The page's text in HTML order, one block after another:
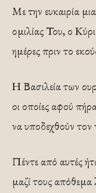
Με την ευκαιρία
ομιλίας Του, ο
ημέρες πριν το
Η Βασιλεία των
οι οποίες αφού
να υποδεχθούν τον
Πέντε από αυτές
μαζί τους απόθεμα